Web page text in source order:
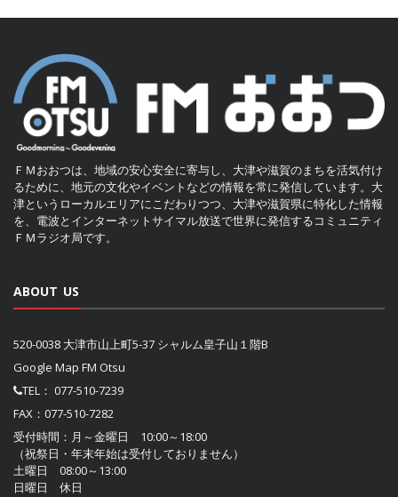
ＦＭおおつは、地域の安心安全に寄与し、大津や滋賀のまちを活気付け
るために、地元の文化やイベントなどの情報を常に発信しています。大
津というローカルエリアにこだわりつつ、大津や滋賀県に特化した情報
を、電波とインターネットサイマル放送で世界に発信するコミュニティ
ＦＭラジオ局です。
ABOUT US
520-0038 大津市山上町5-37 シャルム皇子山１階B
Google Map FM Otsu
TEL： 077-510-7239
FAX：077-510-7282
受付時間：月～金曜日 10:00～18:00
（祝祭日・年末年始は受付しておりません）
土曜日 08:00～13:00
日曜日 休日